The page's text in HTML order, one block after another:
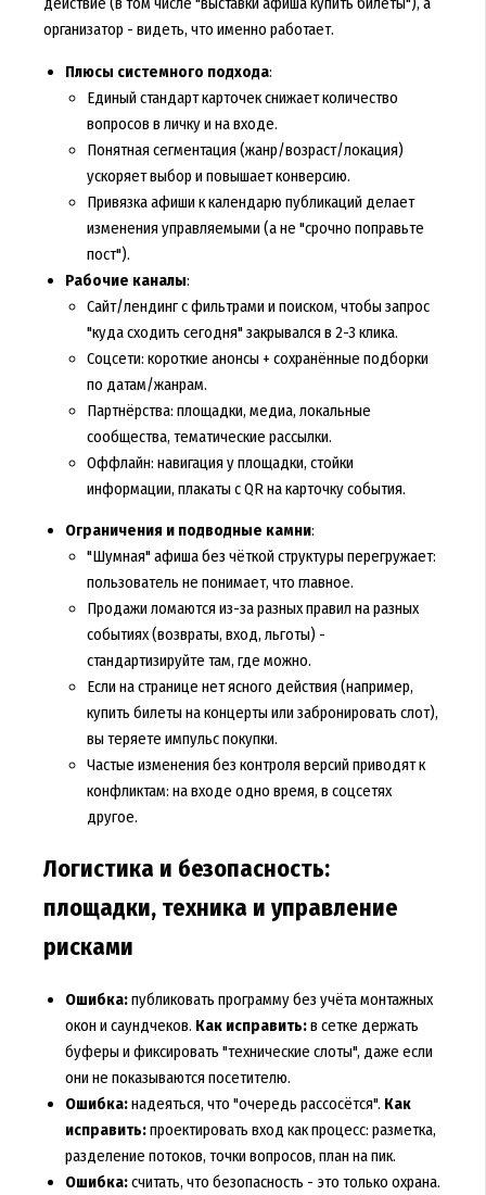
организатор - видеть, что именно работает.
Плюсы системного подхода:
Единый стандарт карточек снижает количество
вопросов в личку и на входе.
Понятная сегментация (жанр/возраст/локация)
ускоряет выбор и повышает конверсию.
Привязка афиши к календарю публикаций делает
изменения управляемыми (а не "срочно поправьте
пост").
Рабочие каналы:
Сайт/лендинг с фильтрами и поиском, чтобы запрос
"куда сходить сегодня" закрывался в 2-3 клика.
Соцсети: короткие анонсы + сохранённые подборки
по датам/жанрам.
Партнёрства: площадки, медиа, локальные
сообщества, тематические рассылки.
Оффлайн: навигация у площадки, стойки
информации, плакаты с QR на карточку события.
Ограничения и подводные камни:
"Шумная" афиша без чёткой структуры перегружает:
пользователь не понимает, что главное.
Продажи ломаются из-за разных правил на разных
событиях (возвраты, вход, льготы) -
стандартизируйте там, где можно.
Если на странице нет ясного действия (например,
купить билеты на концертыили забронировать слот),
вы теряете импульс покупки.
Частые изменения без контроля версий приводят к
конфликтам: на входе одно время, в соцсетях
другое.
Логистика и безопасность:
площадки, техника и управление
рисками
Ошибка:публиковать программу без учёта монтажных
окон и саундчеков. Как исправить:в сетке держать
буферы и фиксировать "технические слоты", даже если
они не показываются посетителю.
Ошибка:надеяться, что "очередь рассосётся". Как
исправить:проектировать вход как процесс: разметка,
разделение потоков, точки вопросов, план на пик.
Ошибка:считать, что безопасность - это только охрана.